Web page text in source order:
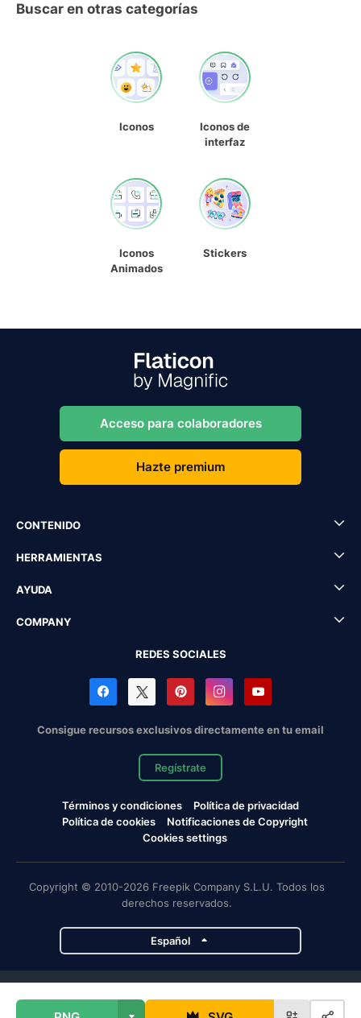
Buscar en otras categorías
Iconos
Iconos de
interfaz
Iconos
Animados
Stickers
Acceso para colaboradores
Hazte premium
CONTENIDO
HERRAMIENTAS
AYUDA
COMPANY
REDES SOCIALES
Consigue recursos exclusivos directamente en tu email
Regístrate
Términos y condiciones
Política de privacidad
Política de cookies
Notificaciones de Copyright
Cookies settings
Copyright © 2010-2026 Freepik Company S.L.U. Todos los
derechos reservados.
Español